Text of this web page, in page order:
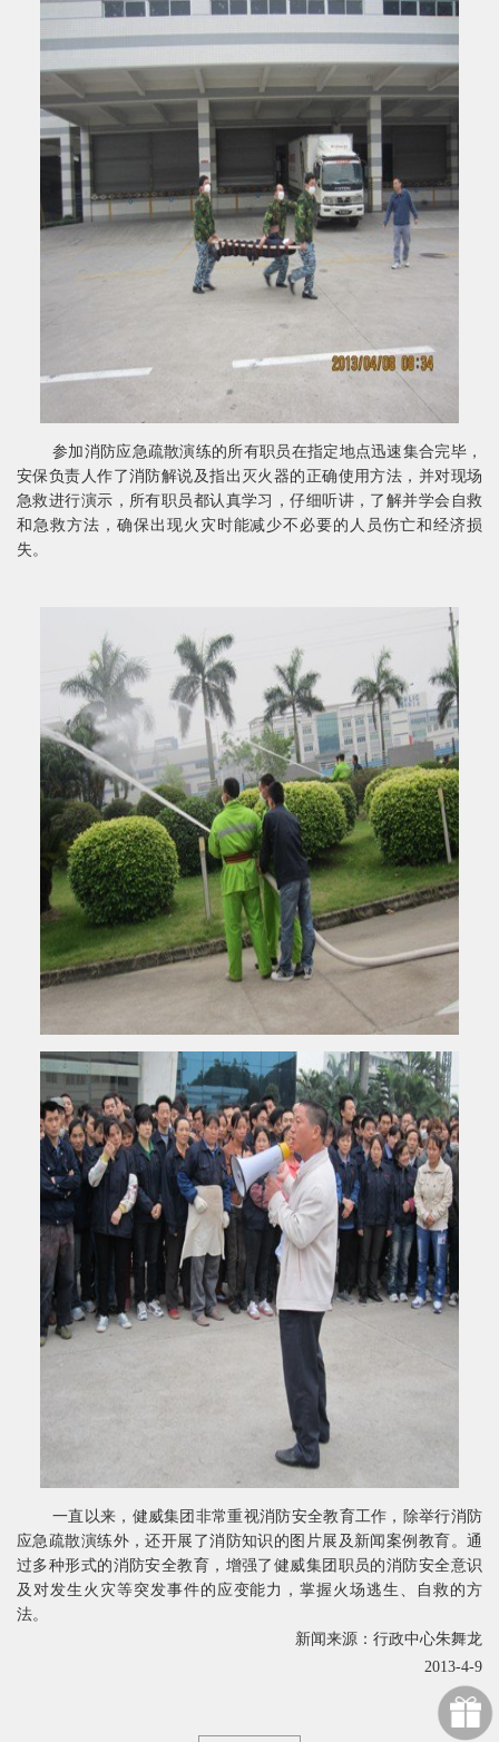
参加消防应急疏散演练的所有职员在指定地点迅速集合完毕，
安保负责人作了消防解说及指出灭火器的正确使用方法，并对现场
急救进行演示，所有职员都认真学习，仔细听讲，了解并学会自救
和急救方法，确保出现火灾时能减少不必要的人员伤亡和经济损
失。
一直以来，健威集团非常重视消防安全教育工作，除举行消防
应急疏散演练外，还开展了消防知识的图片展及新闻案例教育。通
过多种形式的消防安全教育，增强了健威集团职员的消防安全意识
及对发生火灾等突发事件的应变能力，掌握火场逃生、自救的方
法。
新闻来源：行政中心朱舞龙
2013-4-9